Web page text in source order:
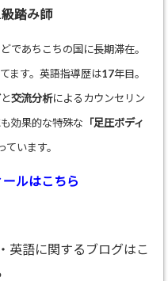
踏み師
であちこちの国に長期滞在。
ます。英語指導歴は17年目。
と交流分析によるカウンセリン
効果的な特殊な 「足圧ボディ
ています。
ルはこちら
英語に関するブログはこ